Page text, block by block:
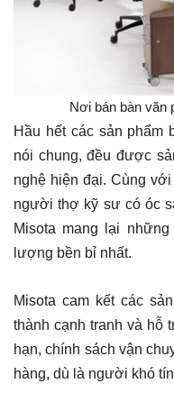
Nơi bán bàn văn
Hầu hết các sản phẩm
nói chung, đều được
nghệ hiện đại. Cùng
người thợ kỹ sư có óc
Misota mang lại
lượng bền bỉ nhất.
Misota cam kết các
thành cạnh tranh và hỗ
hạn, chính sách vận
hàng, dù là người khó